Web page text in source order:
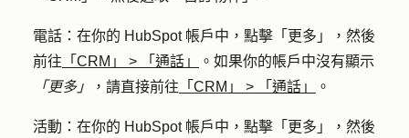
電話 ：在你的 HubSpot 帳戶中，點擊 「更多」
，然後
前往 「CRM」 > 「通話」
。如果你的帳戶中沒有顯示
「更多」
，請直接前往 「CRM」 > 「通話」 。
活動 ：在你的 HubSpot 帳戶中，點擊 「更多」
，然後